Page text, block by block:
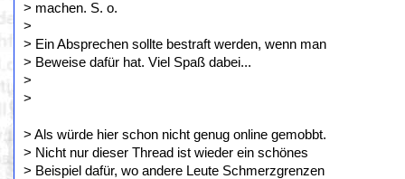
> machen. S. o.
>
> Ein Absprechen sollte bestraft werden, wenn man
> Beweise dafür hat. Viel Spaß dabei...
>
>
> Als würde hier schon nicht genug online gemobbt.
> Nicht nur dieser Thread ist wieder ein schönes
> Beispiel dafür, wo andere Leute Schmerzgrenzen